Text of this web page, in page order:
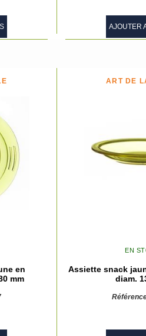
AJOUTER
en
mm
ART DE
EN
Assiette snack
diam.